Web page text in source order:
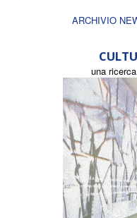
ARCHIVIO
una